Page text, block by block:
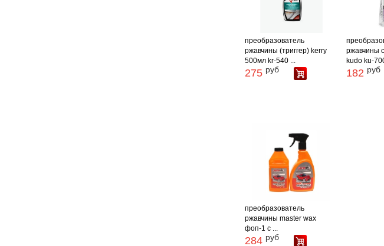
преобразователь
ржавчины (триггер) kerry
500мл kr-540 ...
275 руб
ржавчины
kudo ku-
182 руб
преобразователь
ржавчины master wax
фоп-1 с ...
284 руб